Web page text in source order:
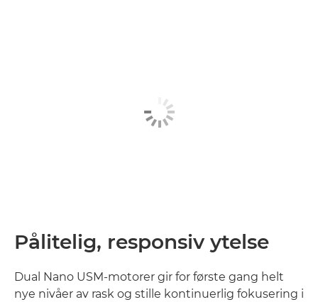
Pålitelig, responsiv ytelse
Dual Nano USM-motorer gir for første gang helt
nye nivåer av rask og stille kontinuerlig fokusering i